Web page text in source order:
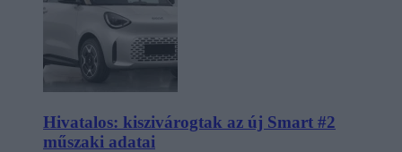
Hivatalos: kiszivárogtak az új Smart #2
műszaki adatai